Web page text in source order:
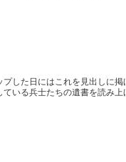
プした日にはこれを見出しに
いる兵士たちの遺書を読み